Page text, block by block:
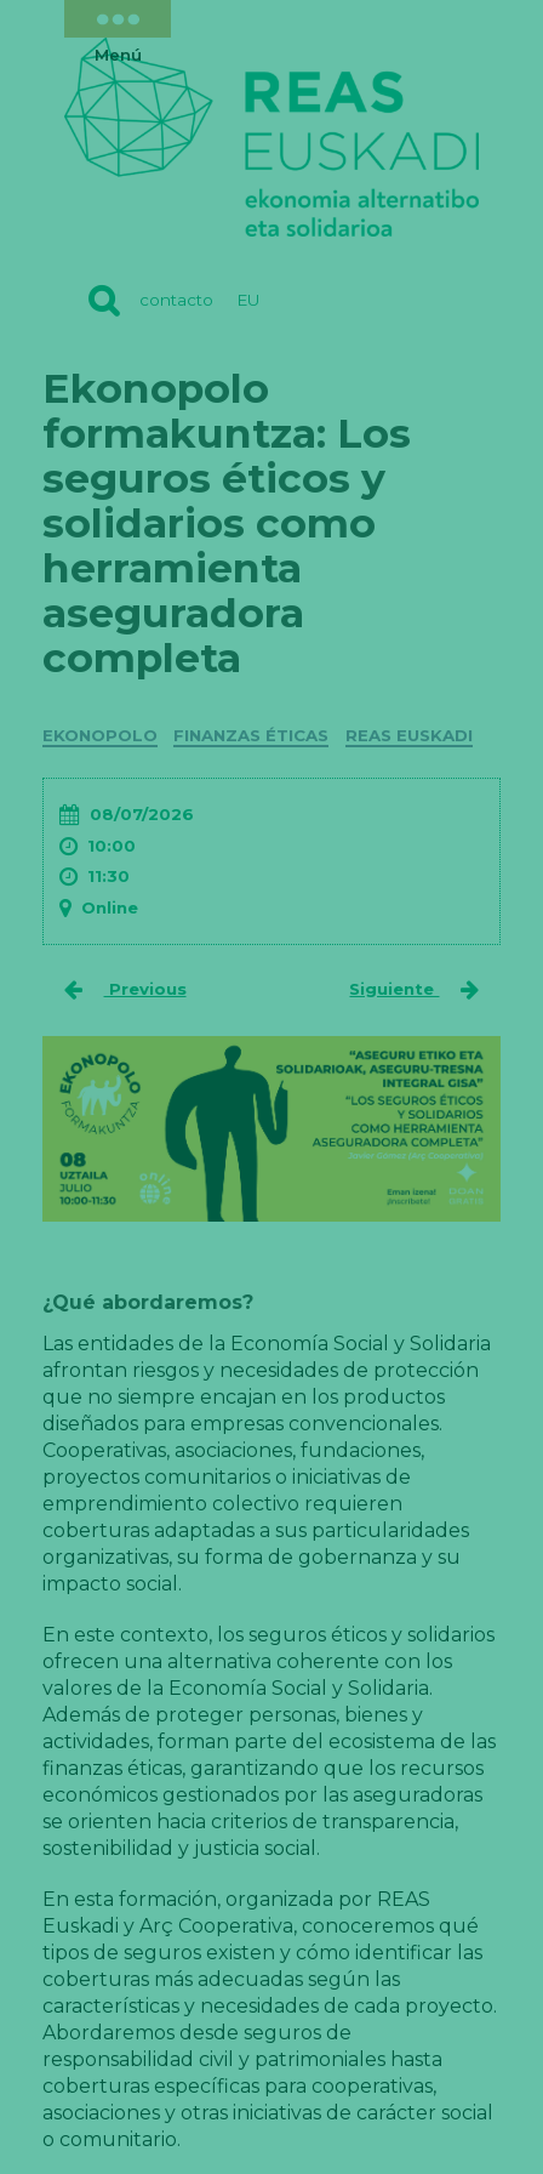
contacto EU
Menú
Ekonopolo
formakuntza: Los
seguros éticos y
solidarios como
herramienta
aseguradora
completa
Categorías
EKONOPOLO FINANZAS ÉTICAS REAS EUSKADI
08/07/2026
10:00
11:30
Online
Previous Siguiente
¿Qué abordaremos?
Las entidades de la Economía Social y Solidaria
afrontan riesgos y necesidades de protección
que no siempre encajan en los productos
diseñados para empresas convencionales.
Cooperativas, asociaciones, fundaciones,
proyectos comunitarios o iniciativas de
emprendimiento colectivo requieren
coberturas adaptadas a sus particularidades
organizativas, su forma de gobernanza y su
impacto social.
En este contexto, los seguros éticos y solidarios
ofrecen una alternativa coherente con los
valores de la Economía Social y Solidaria.
Además de proteger personas, bienes y
actividades, forman parte del ecosistema de las
finanzas éticas, garantizando que los recursos
económicos gestionados por las aseguradoras
se orienten hacia criterios de transparencia,
sostenibilidad y justicia social.
En esta formación, organizada por REAS
Euskadi y Arç Cooperativa, conoceremos qué
tipos de seguros existen y cómo identificar las
coberturas más adecuadas según las
características y necesidades de cada proyecto.
Abordaremos desde seguros de
responsabilidad civil y patrimoniales hasta
coberturas específicas para cooperativas,
asociaciones y otras iniciativas de carácter social
o comunitario.